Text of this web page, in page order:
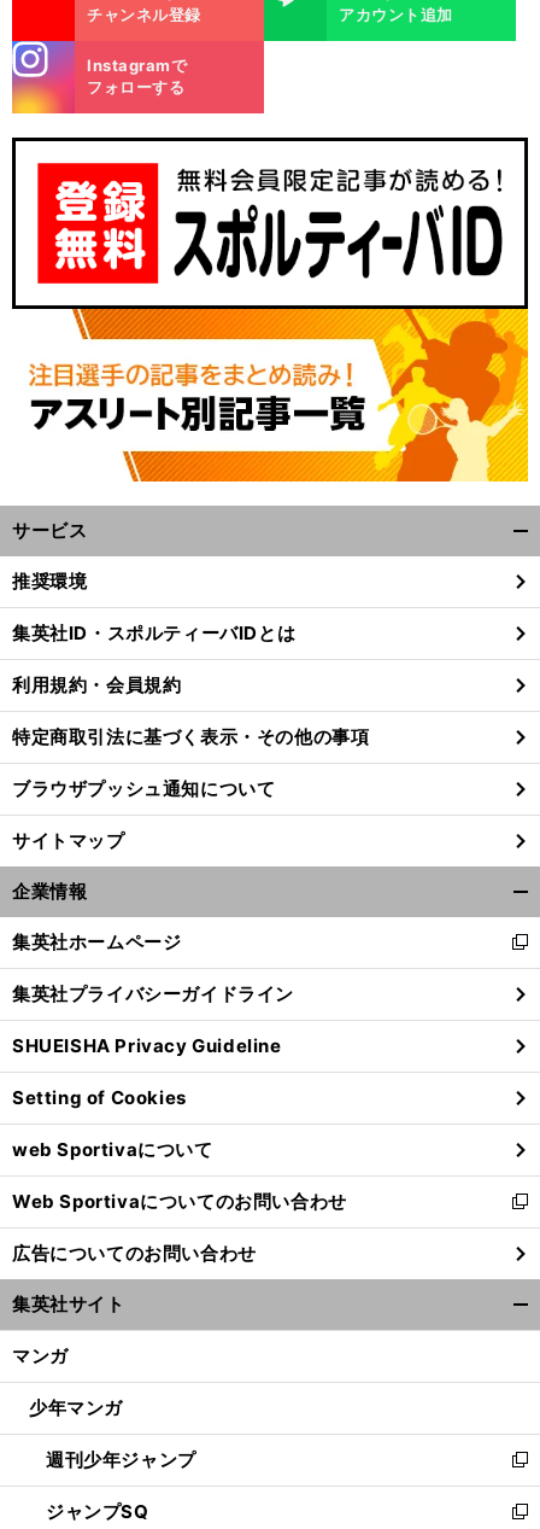
前
へ
チャンネル登録
アカウント追加
m
Instagramで
フォローする
サービス
閉
る
推奨環境
集英社ID・スポルティーバIDとは
利用規約・会員規約
特定商取引法に基づく表示・その他の事項
ブラウザプッシュ通知について
サイトマップ
企業情報
閉
る
集英社ホームページ
新
し
い
ウ
ィ
ン
ド
ウ
で
開
く
集英社プライバシーガイドライン
SHUEISHA Privacy Guideline
Setting of Cookies
web Sportivaについて
Web Sportivaについてのお問い合わせ
新
し
い
ウ
ィ
ン
ウ
開
く
広告についてのお問い合わせ
集英社サイト
マンガ
少年マンガ
週刊少年ジャンプ
新
し
い
ジャンプSQ
新